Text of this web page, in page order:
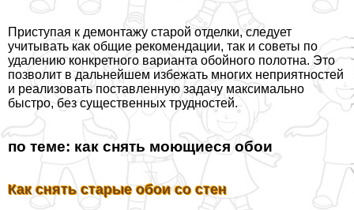
Приступая к демонтажу старой отделки, следует
учитывать как общие рекомендации, так и советы по
удалению конкретного варианта обойного полотна. Это
позволит в дальнейшем избежать многих неприятностей
и реализовать поставленную задачу максимально
быстро, без существенных трудностей.
по теме: как снять моющиеся обои
Как снять старые обои со стен